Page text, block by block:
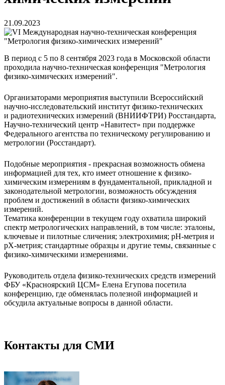
21.09.2023
В период с 5 по 8 сентября 2023 года в Московской области
проходила научно-техническая конференция "Метрология
физико-химических измерений".
Организаторами мероприятия выступили Всероссийский
научно-исследовательский институт физико-технических
и радиотехнических измерений (ВНИИФТРИ) Росстандарта,
Научно-технический центр «Навитест» при поддержке
Федерального агентства по техническому регулированию и
метрологии (Росстандарт).
Подобные мероприятия - прекрасная возможность обмена
информацией для тех, кто имеет отношение к физико-
химическим измерениям в фундаментальной, прикладной и
законодательной метрологии, возможность обсуждения
проблем и достижений в области физико-химических
измерений.
Тематика конференции в текущем году охватила широкий
спектр метрологических направлений, в том числе: эталоны,
ключевые и пилотные сличения; электрохимия; pH-метрия и
pX-метрия; стандартные образцы и другие темы, связанные с
физико-химическими измерениями.
Руководитель отдела физико-технических средств измерений
ФБУ «Красноярский ЦСМ» Елена Егупова посетила
конференцию, где обменялась полезной информацией и
обсудила актуальные вопросы в данной области.
Контакты для СМИ